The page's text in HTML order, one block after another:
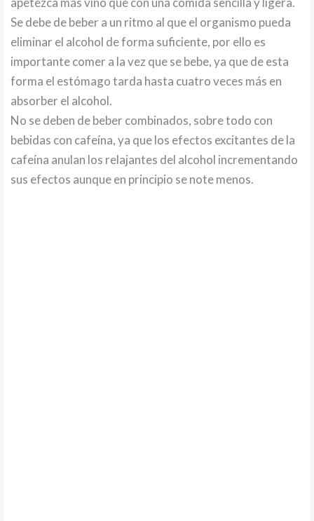
Se debe de beber a un ritmo al que el organismo pueda
eliminar el alcohol de forma suficiente, por ello es
importante comer a la vez que se bebe, ya que de esta
forma el estómago tarda hasta cuatro veces más en
absorber el alcohol.
No se deben de beber combinados, sobre todo con
bebidas con cafeína, ya que los efectos excitantes de la
cafeína anulan los relajantes del alcohol incrementando
sus efectos aunque en principio se note menos.